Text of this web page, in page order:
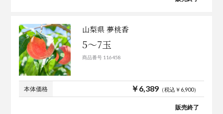
山梨県 夢桃香
5～7玉
商品番号 116458
本体価格 ￥6,389（税込￥6,900）
販売終了